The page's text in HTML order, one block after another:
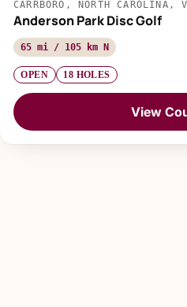
CARRBORO, NORTH CAROLINA,
Anderson Park Disc Golf
65 mi / 105 km N
OPEN 18 HOLES
View